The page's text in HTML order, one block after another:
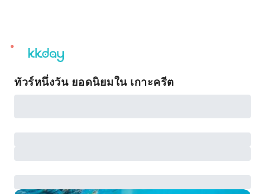
unread
notifications
ทัวร์หนึ่งวัน ยอดนิยมใน เกาะครีต